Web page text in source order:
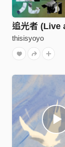
thisisyoyo